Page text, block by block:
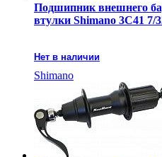
Подшипник внешнего
втулки Shimano 3C41
Нет в наличии
Shimano